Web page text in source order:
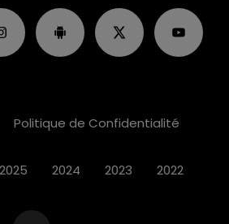
Politique de Confidentialité
2025 2024 2023 2022